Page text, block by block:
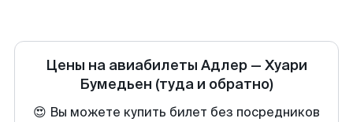
Цены на авиабилеты Адлер — Хуари
Бумедьен (туда и обратно)
😍 Вы можете купить билет без посредников